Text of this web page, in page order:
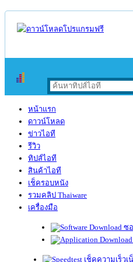
หน้าแรก
ดาวน์โหลด
ข่าวไอที
รีวิว
ทิปส์ไอที
สินค้าไอที
เช็ครอบหนัง
รวมคลิป Thaiware
เครื่องมือ
ซ
เช็คความเร็วเ